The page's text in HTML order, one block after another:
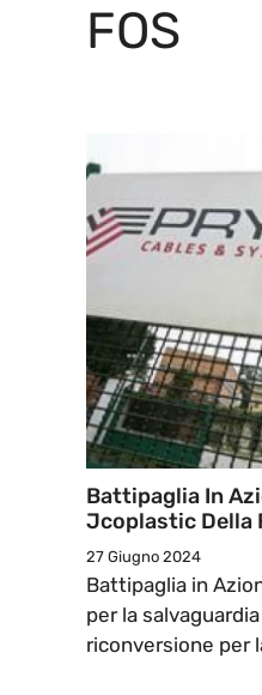
FOS
Battipaglia In
Jcoplastic Della
27 Giugno 2024
Battipaglia in
per la
riconversione per